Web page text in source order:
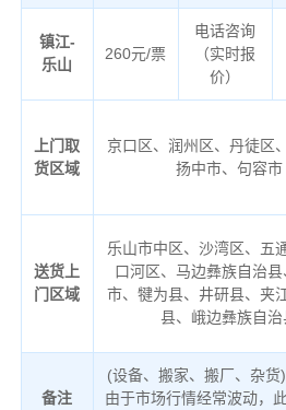
镇江-
乐山
260元/票
电话咨询
（实时报
价）
上门取
货区域
京口区、润州区、丹徒区
扬中市、句容市
送货上
门区域
乐山市中区、沙湾区、五
口河区、马边彝族自治
市、犍为县、井研县、夹
县、峨边彝族自治
备注
(设备、搬家、搬厂、杂货
由于市场行情经常波动，